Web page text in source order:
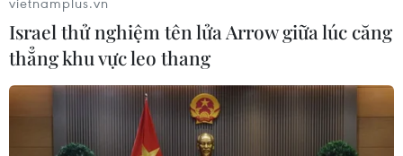
Đồng USD lên giá làm chi phối thị trường
vàng châu Á
Israel thử nghiệm tên lửa Arrow giữa lúc căng
thẳng khu vực leo thang